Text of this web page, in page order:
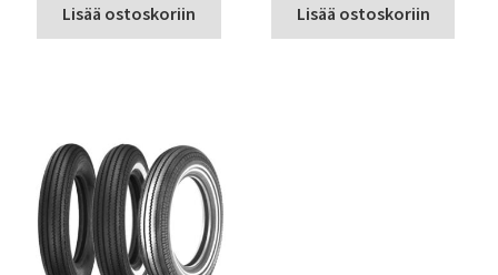
Lisää ostoskoriin Lisää ostoskoriin